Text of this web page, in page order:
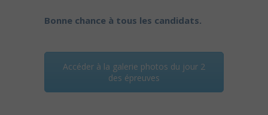
Bonne chance à tous les candidats.
Accéder à la galerie photos du jour 2
des épreuves